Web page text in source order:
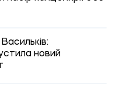
новий